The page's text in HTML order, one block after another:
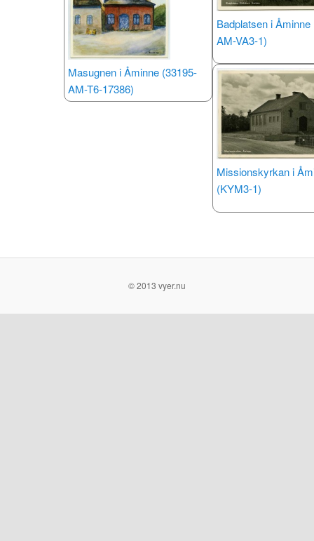
Masugnen i Åminne (33195-
AM-T6-17386)
Badplatsen i Åminne
AM-VA3-1)
Missionskyrkan i
(KYM3-1)
© 2013 vyer.nu